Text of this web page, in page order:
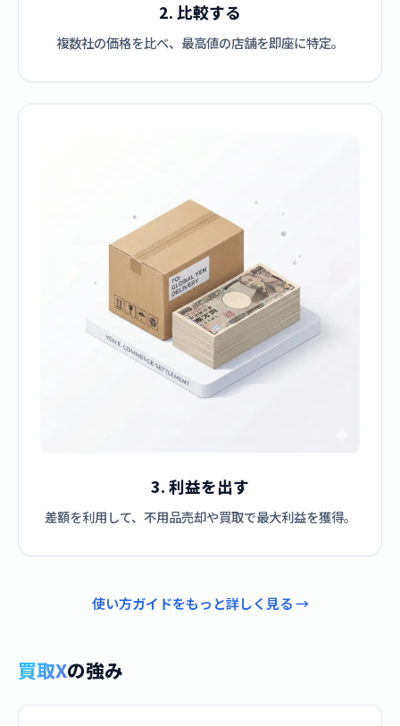
2. 比較する
複数社の価格を比べ、最高値の店舗を即座に特定。
3. 利益を出す
差額を利用して、不用品売却や買取で最大利益を獲得。
使い方ガイドをもっと詳しく見る →
買取Xの強み